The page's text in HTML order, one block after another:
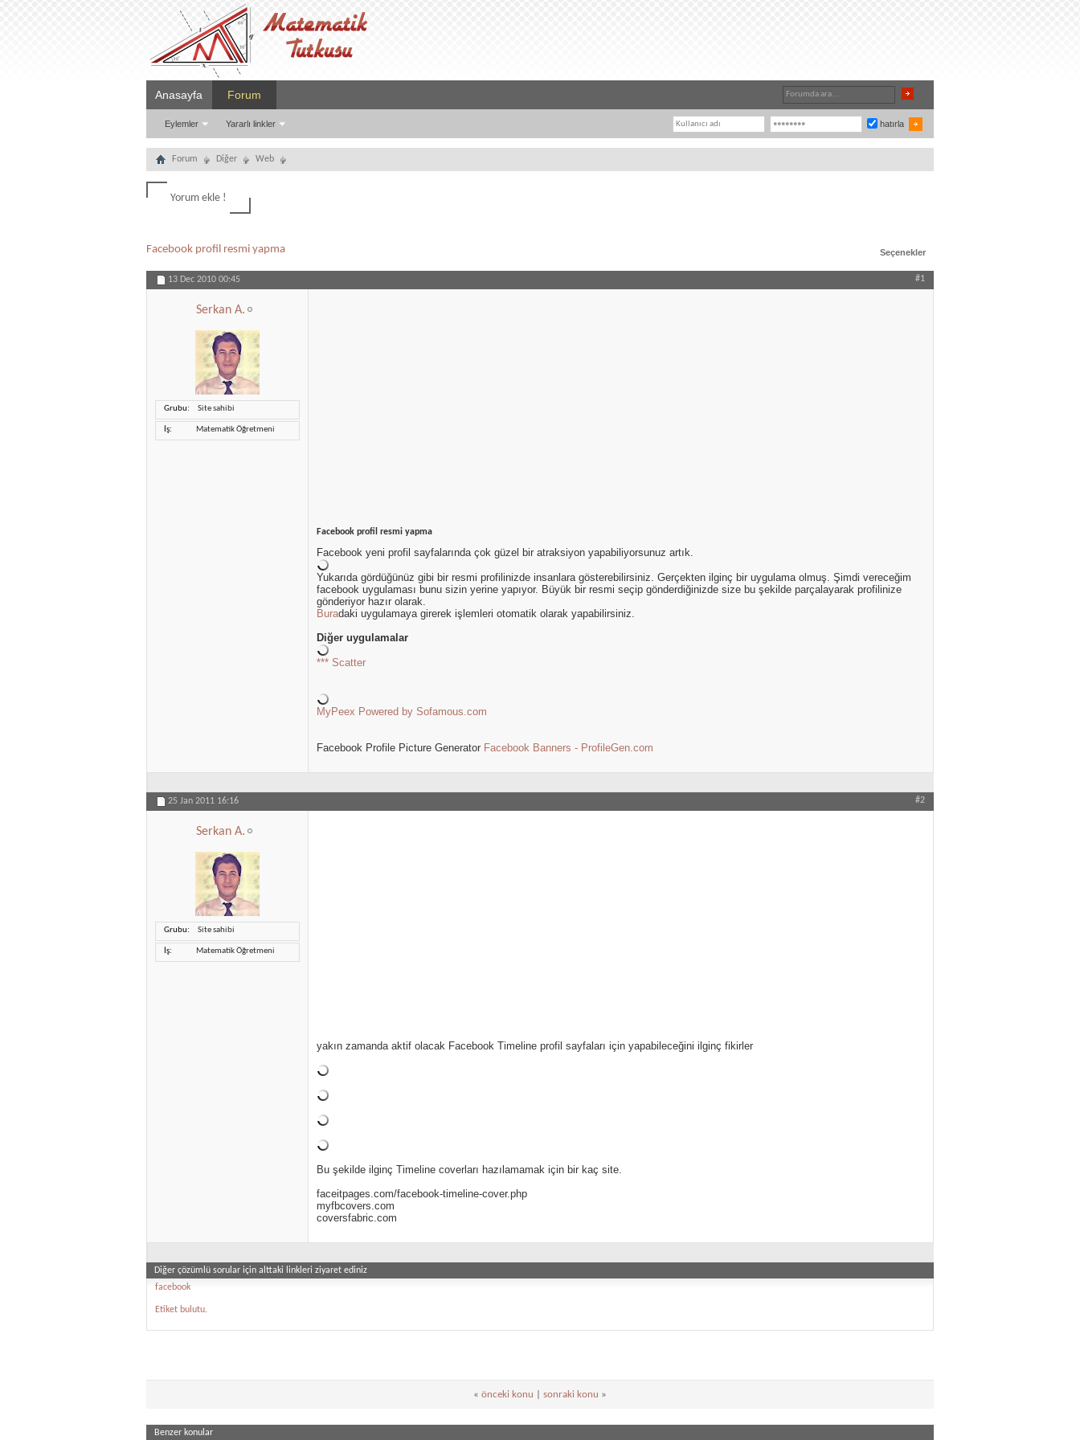
Anasayfa Forum
Eylemler Yararlı linkler hatırla
Forum Diğer Web
Yorum ekle !
Facebook profil resmi yapma Seçenekler
13 Dec 2010 00:45 #1
Serkan A.
Grubu Site sahibi
İş Matematik Öğretmeni
Facebook profil resmi yapma
Facebook yeni profil sayfalarında çok güzel bir atraksiyon yapabiliyorsunuz artık.
Yukarıda gördüğünüz gibi bir resmi profilinizde insanlara gösterebilirsiniz. Gerçekten ilginç bir uygulama olmuş. Şimdi vereceğim
facebook uygulaması bunu sizin yerine yapıyor. Büyük bir resmi seçip gönderdiğinizde size bu şekilde parçalayarak profilinize
gönderiyor hazır olarak.
Buradaki uygulamaya girerek işlemleri otomatik olarak yapabilirsiniz.
Diğer uygulamalar
*** Scatter
MyPeex Powered by Sofamous.com
Facebook Profile Picture Generator Facebook Banners - ProfileGen.com
25 Jan 2011 16:16 #2
Serkan A.
Grubu Site sahibi
İş Matematik Öğretmeni
yakın zamanda aktif olacak Facebook Timeline profil sayfaları için yapabileceğini ilginç fikirler
Bu şekilde ilginç Timeline coverları hazılamamak için bir kaç site.
faceitpages.com/facebook-timeline-cover.php
myfbcovers.com
coversfabric.com
Diğer çözümlü sorular için alttaki linkleri ziyaret ediniz
facebook
Etiket bulutu.
« önceki konu sonraki konu »
Benzer konular